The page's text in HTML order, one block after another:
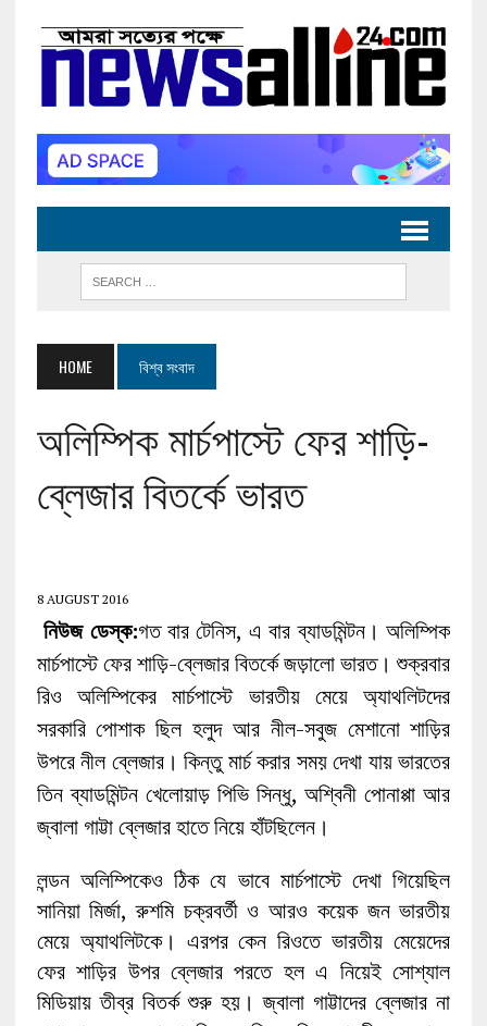
HOME বিশ্ব সংবাদ
অলিম্পিক মার্চপাস্টে ফের শাড়ি-
ব্লেজার বিতর্কে ভারত
8 AUGUST 2016
নিউজ ডেস্ক:গত বার টেনিস, এ বার ব্যাডমিন্টন। অলিম্পিক
মার্চপাস্টে ফের শাড়ি-ব্লেজার বিতর্কে জড়ালো ভারত। শুক্রবার
রিও অলিম্পিকের মার্চপাস্টে ভারতীয় মেয়ে অ্যাথলিটদের
সরকারি পোশাক ছিল হলুদ আর নীল-সবুজ মেশানো শাড়ির
উপরে নীল ব্লেজার। কিন্তু মার্চ করার সময় দেখা যায় ভারতের
তিন ব্যাডমিন্টন খেলোয়াড় পিভি সিন্ধু, অশ্বিনী পোনাপ্পা আর
জ্বালা গাট্টা ব্লেজার হাতে নিয়ে হাঁটছিলেন।
লন্ডন অলিম্পিকেও ঠিক যে ভাবে মার্চপাস্টে দেখা গিয়েছিল
সানিয়া মির্জা, রুশমি চক্রবর্তী ও আরও কয়েক জন ভারতীয়
মেয়ে অ্যাথলিটকে। এরপর কেন রিওতে ভারতীয় মেয়েদের
ফের শাড়ির উপর ব্লেজার পরতে হল এ নিয়েই সোশ্যাল
মিডিয়ায় তীব্র বিতর্ক শুরু হয়। জ্বালা গাট্টাদের ব্লেজার না